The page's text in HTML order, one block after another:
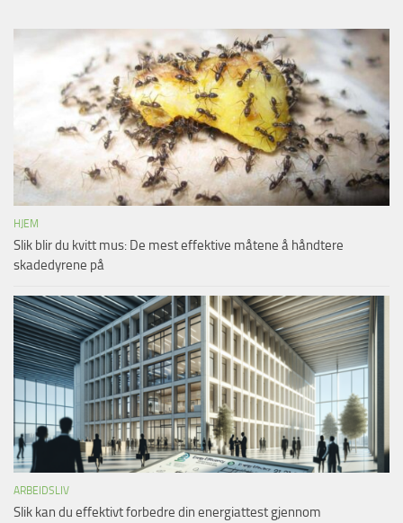
HJEM
Slik blir du kvitt mus: De mest effektive måtene å håndtere
skadedyrene på
ARBEIDSLIV
Slik kan du effektivt forbedre din energiattest gjennom